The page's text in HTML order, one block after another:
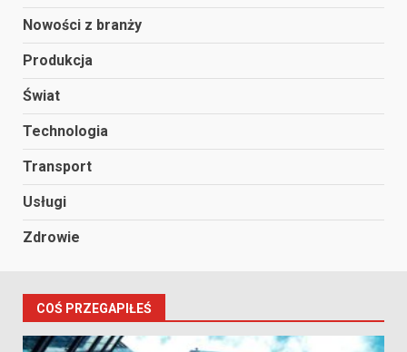
Nowości z branży
Produkcja
Świat
Technologia
Transport
Usługi
Zdrowie
COŚ PRZEGAPIŁEŚ